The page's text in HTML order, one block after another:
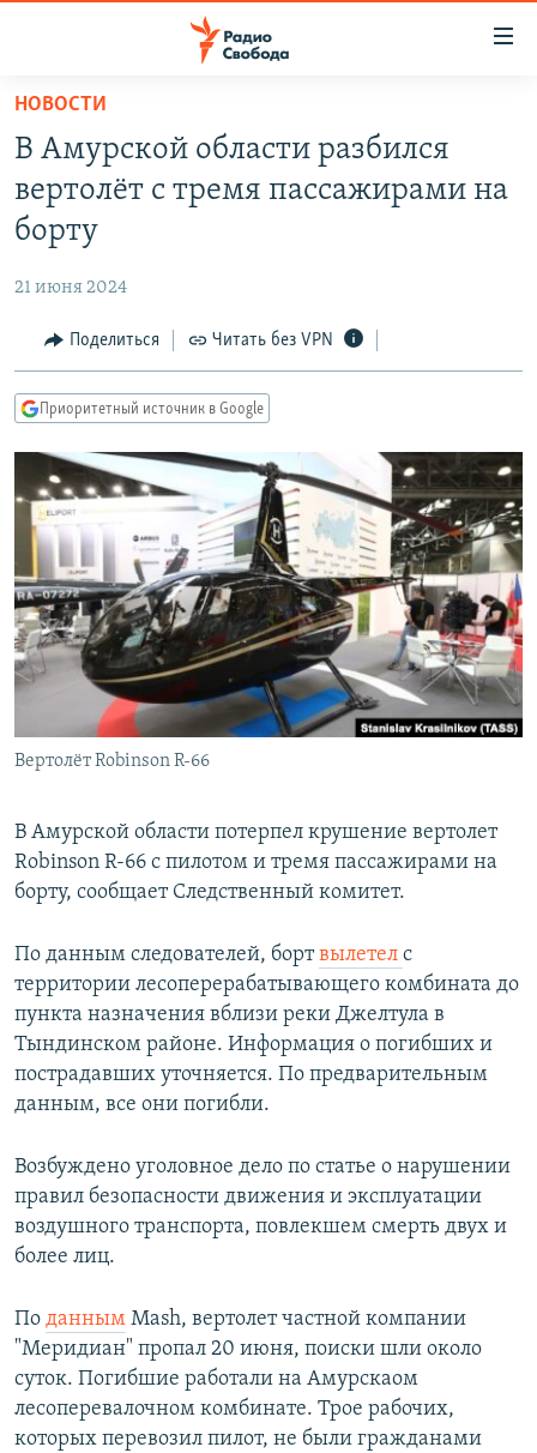
упрощенного
доступа
основному
Вернутся
Вернутся
поиску
ПОДКАСТЫ
АВТОРСКИЕ ПРОЕКТЫ
МНЕНИЯ
КУЛЬТУРА
КАВКАЗ.РЕАЛИИ
СЕВЕР.РЕАЛИИ
СИБИРЬ.РЕАЛИИ
РАСПИСАНИЕ ВЕЩАНИЯ
ПОДПИШИТЕСЬ НА РАССЫЛКУ
СОЦИАЛЬНЫЕ СЕТИ
Все сайты РСЕ/РС
НОВОСТИ
В Амурской области разбился
вертолёт с тремя пассажирами на
борту
21 июня 2024
Поделиться Читать без VPN
Приоритетный источник в Google
Вертолёт Robinson R-66
В Амурской области потерпел крушение вертолет
Robinson R-66 с пилотом и тремя пассажирами на
борту, сообщает Следственный комитет.
По данным следователей, бортвылетел с
территории лесоперерабатывающего комбината до
пункта назначения вблизи реки Джелтула в
Тындинском районе. Информация о погибших и
пострадавших уточняется. По предварительным
данным, все они погибли.
Возбуждено уголовное дело по статье о нарушении
правил безопасности движения и эксплуатации
воздушного транспорта, повлекшем смерть двух и
более лиц.
По данным Mash, вертолет частной компании
"Меридиан" пропал 20 июня, поиски шли около
суток. Погибшие работали на Амурскаом
лесоперевалочном комбинате. Трое рабочих,
которых перевозил пилот, не были гражданами